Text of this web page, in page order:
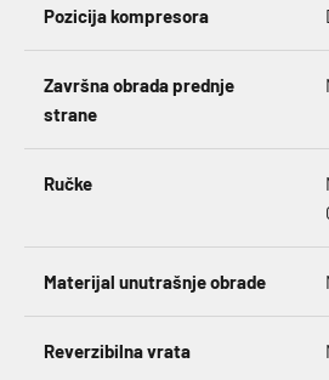
Pozicija kompresora
Završna obrada prednje
strane
Ručke
Materijal unutrašnje obrade
Reverzibilna vrata